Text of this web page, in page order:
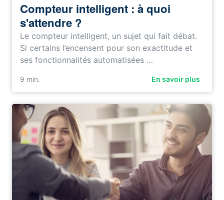
Compteur intelligent : à quoi
s'attendre ?
Le compteur intelligent, un sujet qui fait débat.
Si certains l’encensent pour son exactitude et
ses fonctionnalités automatisées …
9 min. En savoir plus